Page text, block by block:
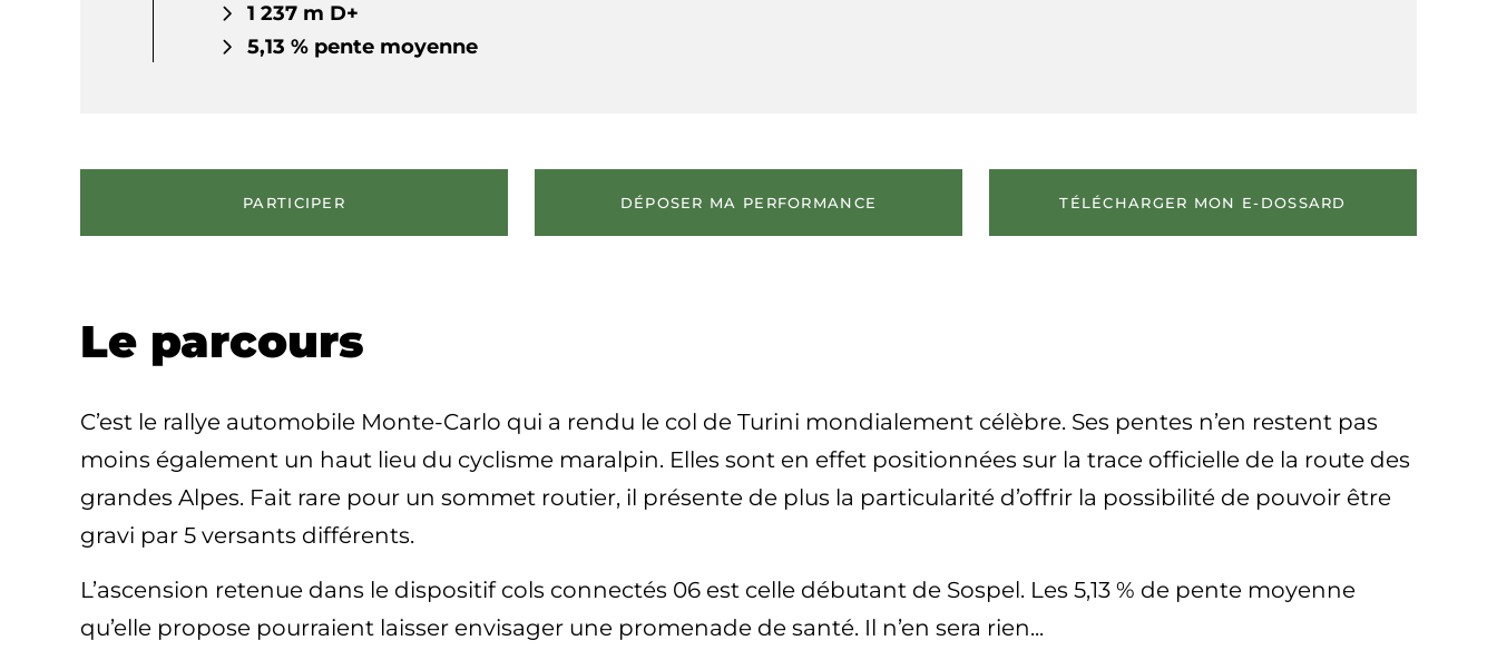
1 237 m D+
5,13 % pente moyenne
PARTICIPER DÉPOSER MA PERFORMANCE TÉLÉCHARGER MON E-DOSSARD
Le parcours
C’est le rallye automobile Monte-Carlo qui a rendu le col de Turini mondialement célèbre. Ses pentes n’en restent pas
moins également un haut lieu du cyclisme maralpin. Elles sont en effet positionnées sur la trace officielle de la route des
grandes Alpes. Fait rare pour un sommet routier, il présente de plus la particularité d’offrir la possibilité de pouvoir être
gravi par 5 versants différents.
L’ascension retenue dans le dispositif cols connectés 06 est celle débutant de Sospel. Les 5,13 % de pente moyenne
qu’elle propose pourraient laisser envisager une promenade de santé. Il n’en sera rien...